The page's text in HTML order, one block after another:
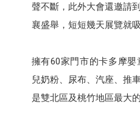
聲不斷，此外大會還邀請
襄盛舉，短短幾天展覽就
擁有60家門市的卡多摩
兒奶粉、尿布、汽座、推
是雙北區及桃竹地區最大